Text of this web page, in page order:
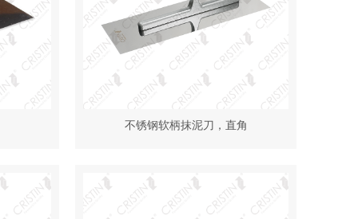
不锈钢软柄抹泥刀，直角